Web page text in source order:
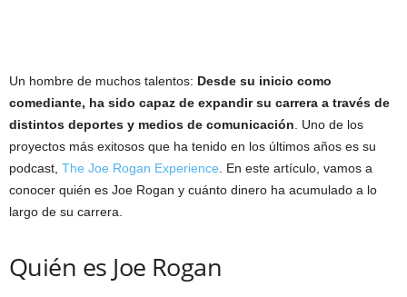
Un hombre de muchos talentos: Desde su inicio como
comediante, ha sido capaz de expandir su carrera a través de
distintos deportes y medios de comunicación . Uno de los
proyectos más exitosos que ha tenido en los últimos años es su
podcast, The Joe Rogan Experience . En este artículo, vamos a
conocer quién es Joe Rogan y cuánto dinero ha acumulado a lo
largo de su carrera.
Quién es Joe Rogan